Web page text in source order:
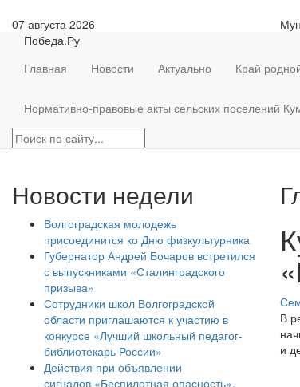
07 августа 2026
Победа.Ру
Главная
Новости Актуально Край
Нормативно-правовые акты сельских поселений
Новости недели
Волгоградская молодежь
присоединится ко Дню физкультурника
Губернатор Андрей Бочаров встретился
с выпускниками «Сталинградского
призыва»
Сотрудники школ Волгоградской
области приглашаются к участию в
конкурсе «Лучший школьный педагог-
библиотекарь России»
Действия при объявлении
сигналов «Беспилотная опасность»,
В
и